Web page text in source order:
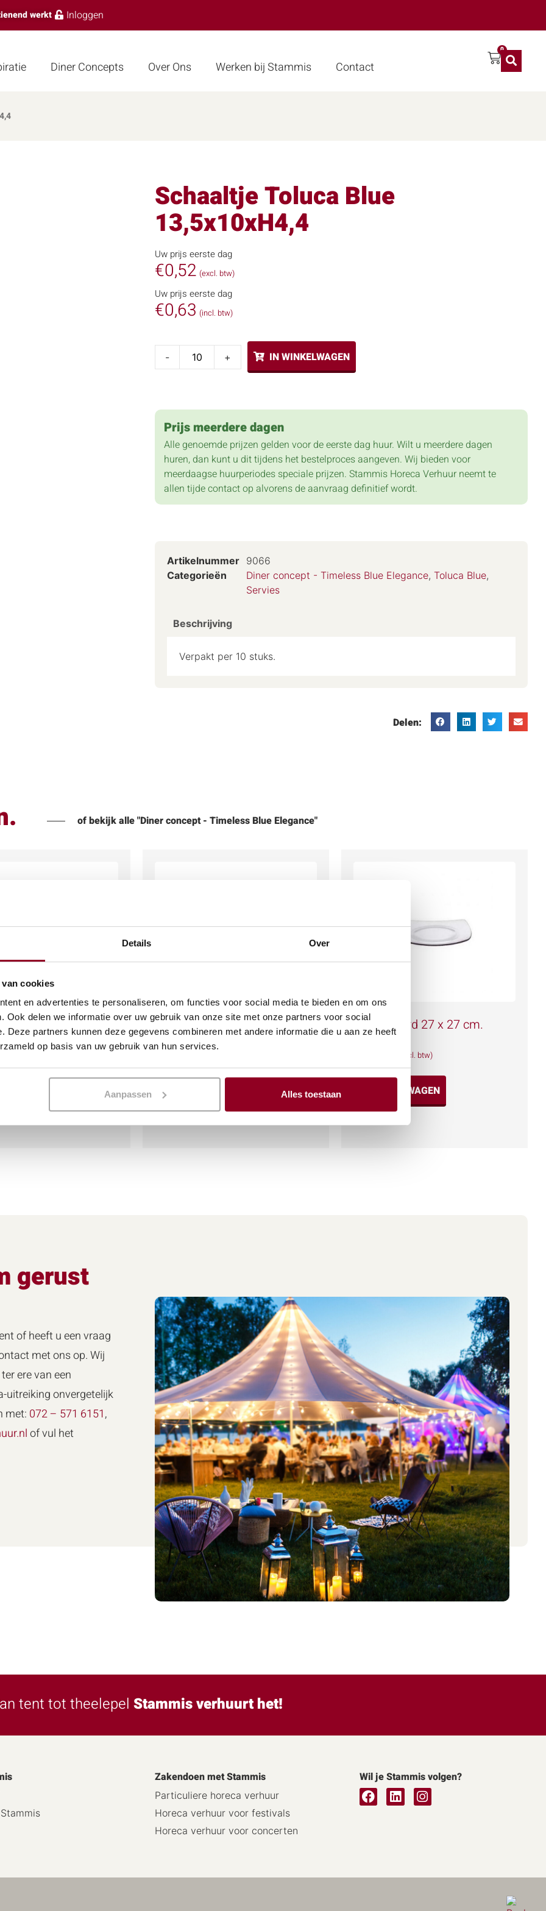
Details Over
cookies
en advertenties te personaliseren, om functies voor social media te bieden en om ons
Ook delen we informatie over uw gebruik van onze site met onze partners voor social
Deze partners kunnen deze gegevens combineren met andere informatie die u aan ze heeft
op basis van uw gebruik van hun services.
Aanpassen Alles toestaan
werkt Inloggen
Diner Concepts Over Ons Werken bij Stammis Contact
0
Schaaltje Toluca Blue
13,5x10xH4,4
Uw prijs eerste dag
€0,52 (excl. btw)
Uw prijs eerste dag
€0,63 (incl. btw)
- + IN WINKELWAGEN
Prijs meerdere dagen
Alle genoemde prijzen gelden voor de eerste dag huur. Wilt u meerdere dagen
huren, dan kunt u dit tijdens het bestelproces aangeven. Wij bieden voor
meerdaagse huurperiodes speciale prijzen. Stammis Horeca Verhuur neemt te
allen tijde contact op alvorens de aanvraag definitief wordt.
Artikelnummer 9066
Categorieën
Diner concept - Timeless Blue Elegance, Toluca Blue,
Servies
Beschrijving
Verpakt per 10 stuks.
Delen:
of bekijk alle "Diner concept - Timeless Blue Elegance"
Ø 31 cm. Royal Ivory bord 26 x 26 cm.
€0,76
IN WINKELWAGEN
Meer info
Glazen bord 27 x 27 cm.
(excl. btw)
IN WINKELWAGEN
Meer info
gerust
of heeft u een vraag
met ons op. Wij
ere van een
uitreiking onvergetelijk
met: 072 – 571 6151,
of vul het
tent tot theelepel Stammis verhuurt het!
Zakendoen met Stammis
Particuliere horeca verhuur
Horeca verhuur voor festivals
Horeca verhuur voor concerten
Wil je Stammis volgen?